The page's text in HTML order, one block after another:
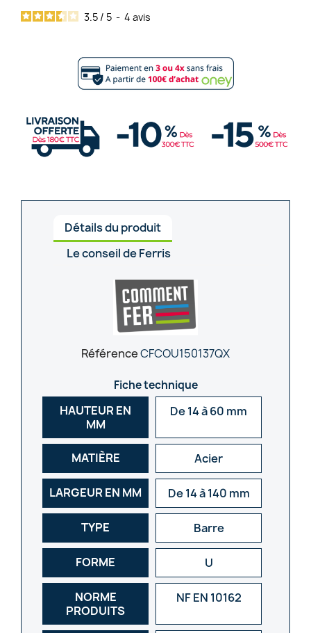
3.5 / 5 - 4 avis
Détails du produit
Le conseil de Ferris
RéférenceCFCOU150137QX
Fiche technique
HAUTEUR EN
MM
De 14 à 60 mm
MATIÈRE Acier
LARGEUR EN MM De 14 à 140 mm
TYPE Barre
FORME U
NORME
PRODUITS
NF EN 10162